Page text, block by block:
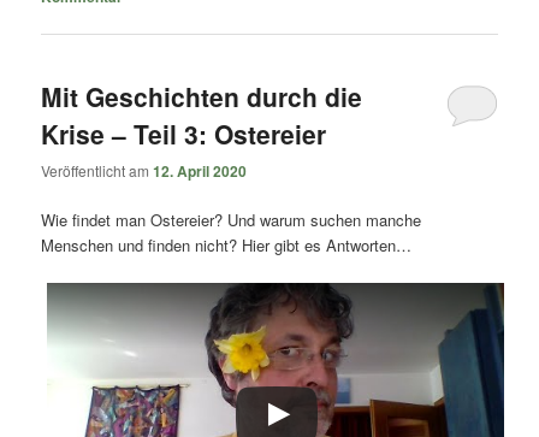
Mit Geschichten durch die
Krise – Teil 3: Ostereier
Veröffentlicht am12. April 2020
Wie findet man Ostereier? Und warum suchen manche
Menschen und finden nicht? Hier gibt es Antworten…